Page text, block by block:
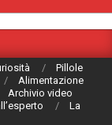
Pillole
Alimentazione
Archivio video
La